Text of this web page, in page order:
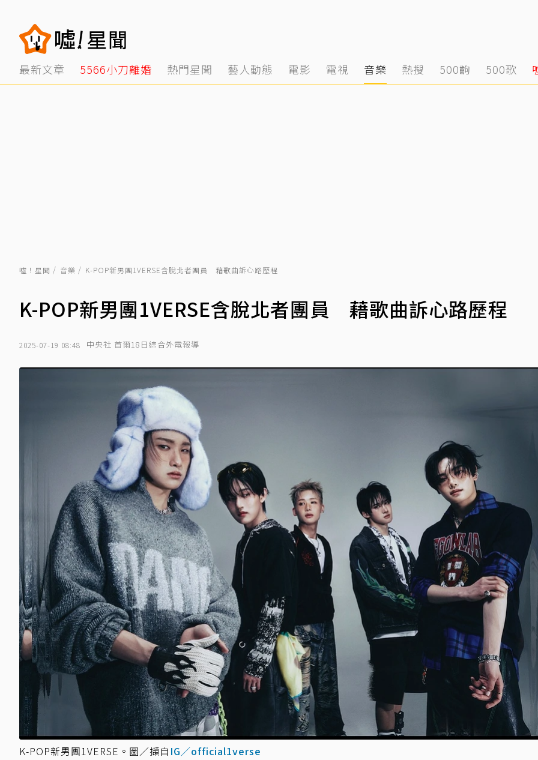
最新文章 5566小刀離婚 熱門星聞 藝人動態 電影 電視 音樂 熱搜 500齣 500歌
噓！星聞 音樂 K-POP新男團1VERSE含脫北者團員 藉歌曲訴心路歷程
K-POP新男團1VERSE含脫北者團員 藉歌曲訴心路歷程
2025-07-19 08:48 中央社 首爾18日綜合外電報導
K-POP新男團1VERSE。圖／擷自 IG／official1verse